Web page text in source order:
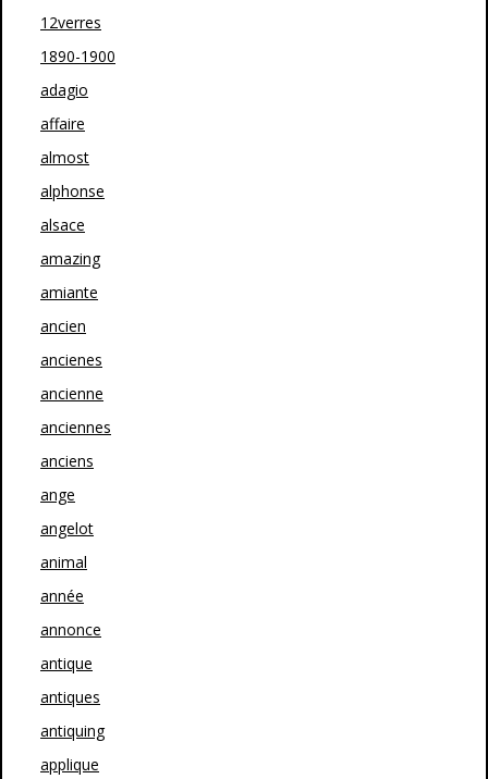
12verres
1890-1900
adagio
affaire
almost
alphonse
alsace
amazing
amiante
ancien
ancienes
ancienne
anciennes
anciens
ange
angelot
animal
année
annonce
antique
antiques
antiquing
applique